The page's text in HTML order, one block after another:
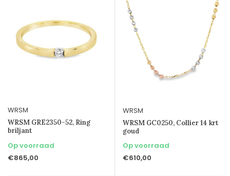
WRSM
WRSM GRE2350-52, Ring
briljant
Op voorraad
€865,00
WRSM
WRSM GC0250, Collier 14 krt
goud
Op voorraad
€610,00